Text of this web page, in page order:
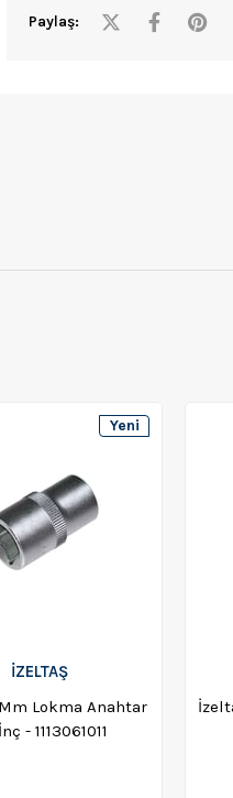
Paylaş:
İZELTAŞ
Lokma Anahtar
- 1113061011
Yeni